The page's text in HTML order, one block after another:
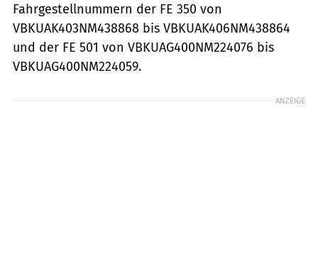
Fahrgestellnummern der FE 350 von
VBKUAK403NM438868 bis VBKUAK406NM438864
und der FE 501 von VBKUAG400NM224076 bis
VBKUAG400NM224059.
ANZEIGE